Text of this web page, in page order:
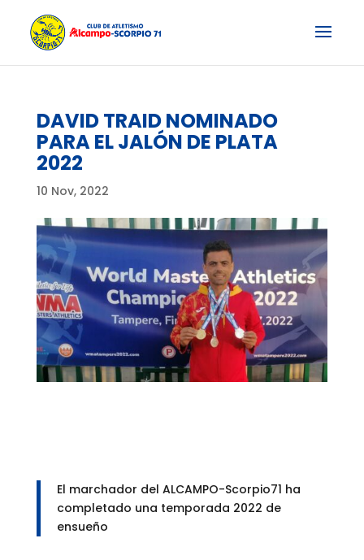
DAVID TRAID NOMINADO
PARA EL JALÓN DE PLATA
2022
10 Nov, 2022
El marchador del ALCAMPO-Scorpio71 ha
completado una temporada 2022 de
ensueño